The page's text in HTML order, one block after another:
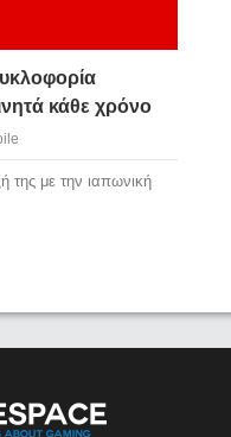
κάθε χρόνο
της με την ιαπωνική